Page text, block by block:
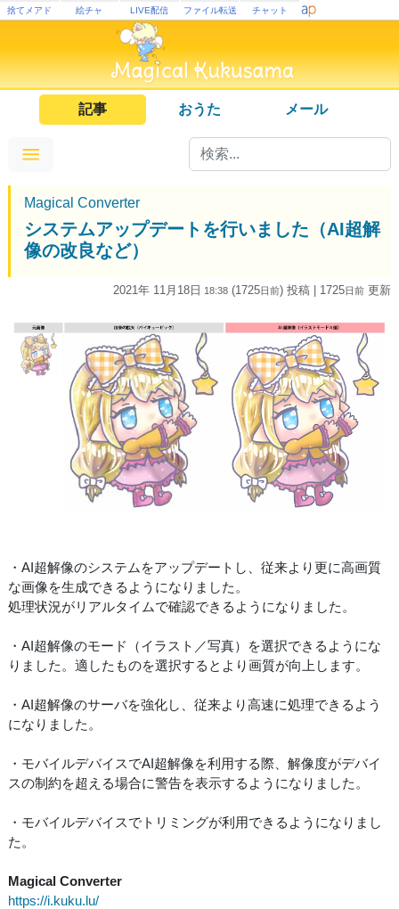
捨てメアド 絵チャ LIVE配信 ファイル転送 チャット
記事 おうた メール
Magical Converter
システムアップデートを行いました（AI超解
像の改良など）
2021年 11月18日 18:38 (1725日前) 投稿 | 1725日前 更新
・AI超解像のシステムをアップデートし、従来より更に高画質
な画像を生成できるようになりました。
処理状況がリアルタイムで確認できるようになりました。
・AI超解像のモード（イラスト／写真）を選択できるようにな
りました。適したものを選択するとより画質が向上します。
・AI超解像のサーバを強化し、従来より高速に処理できるよう
になりました。
・モバイルデバイスでAI超解像を利用する際、解像度がデバイ
スの制約を超える場合に警告を表示するようになりました。
・モバイルデバイスでトリミングが利用できるようになりまし
た。
Magical Converter
https://i.kuku.lu/